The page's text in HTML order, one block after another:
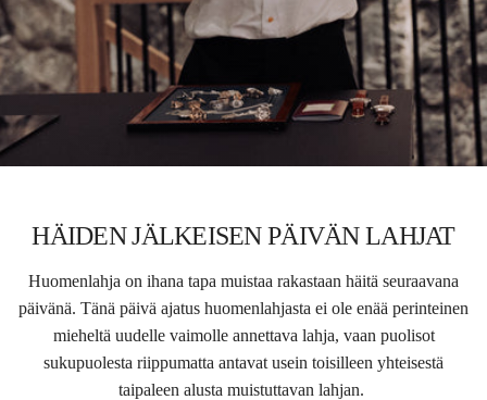
HÄIDEN JÄLKEISEN PÄIVÄN LAHJAT
Huomenlahja on ihana tapa muistaa rakastaan häitä seuraavana
päivänä. Tänä päivä ajatus huomenlahjasta ei ole enää perinteinen
mieheltä uudelle vaimolle annettava lahja, vaan puolisot
sukupuolesta riippumatta antavat usein toisilleen yhteisestä
taipaleen alusta muistuttavan lahjan.